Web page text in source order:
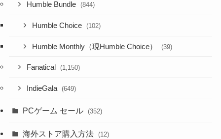
Humble Bundle (844)
Humble Choice (102)
Humble Monthly（現Humble Choice） (39)
Fanatical (1,150)
IndieGala (649)
PCゲーム セール (352)
海外ストア購入方法 (12)